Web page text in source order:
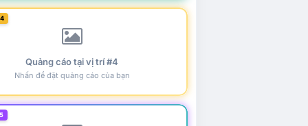
Quảng cáo tại vị trí #4
Nhấn để đặt quảng cáo của bạn